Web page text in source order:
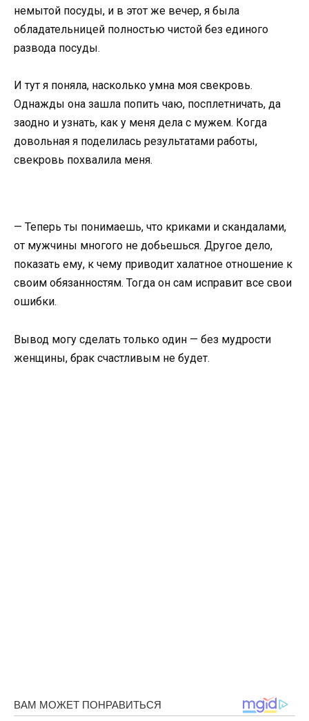
немытой посуды, и в этот же вечер, я была
обладательницей полностью чистой без единого
развода посуды.
И тут я поняла, насколько умна моя свекровь.
Однажды она зашла попить чаю, посплетничать, да
заодно и узнать, как у меня дела с мужем. Когда
довольная я поделилась результатами работы,
свекровь похвалила меня.
— Теперь ты понимаешь, что криками и скандалами,
от мужчины многого не добьешься. Другое дело,
показать ему, к чему приводит халатное отношение к
своим обязанностям. Тогда он сам исправит все свои
ошибки.
Вывод могу сделать только один — без мудрости
женщины, брак счастливым не будет.